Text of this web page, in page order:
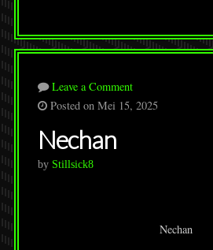
Leave a Comment
Posted on Mei 15, 2025
Nechan
by Stillsick8
Nechan